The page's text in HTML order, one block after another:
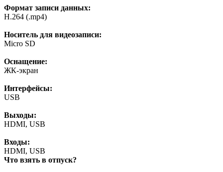
Формат записи данных:
H.264 (.mp4)
Носитель для видеозаписи:
Micro SD
Оснащение:
ЖК-экран
Интерфейсы:
USB
Выходы:
HDMI, USB
Входы:
HDMI, USB
Что взять в отпуск?